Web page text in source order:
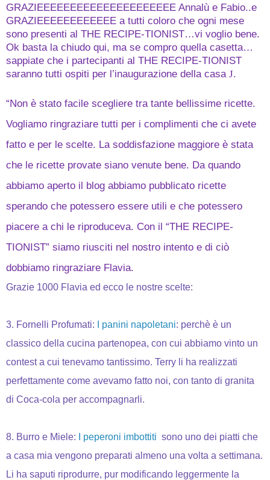
GRAZIEEEEEEEEEEEEEEEEEEEEE Annalù e Fabio..e
GRAZIEEEEEEEEEEEE a tutti coloro che ogni mese
sono presenti al THE RECIPE-TIONIST…vi voglio bene.
Ok basta la chiudo qui, ma se compro quella casetta…
sappiate che i partecipanti al THE RECIPE-TIONIST
saranno tutti ospiti per l’inaugurazione della casa J.
“Non è stato facile scegliere tra tante bellissime ricette.
Vogliamo ringraziare tutti per i complimenti che ci avete
fatto e per le scelte. La soddisfazione maggiore è stata
che le ricette provate siano venute bene. Da quando
abbiamo aperto il blog abbiamo pubblicato ricette
sperando che potessero essere utili e che potessero
piacere a chi le riproduceva. Con il “THE RECIPE-
TIONIST” siamo riusciti nel nostro intento e di ciò
dobbiamo ringraziare Flavia.
Grazie 1000 Flavia ed ecco le nostre scelte:
3. Fornelli Profumati: I panini napoletani: perchè è un
classico della cucina partenopea, con cui abbiamo vinto un
contest a cui tenevamo tantissimo. Terry li ha realizzati
perfettamente come avevamo fatto noi, con tanto di granita
di Coca-cola per accompagnarli.
8. Burro e Miele: I peperoni imbottiti sono uno dei piatti che
a casa mia vengono preparati almeno una volta a settimana.
Li ha saputi riprodurre, pur modificando leggermente la